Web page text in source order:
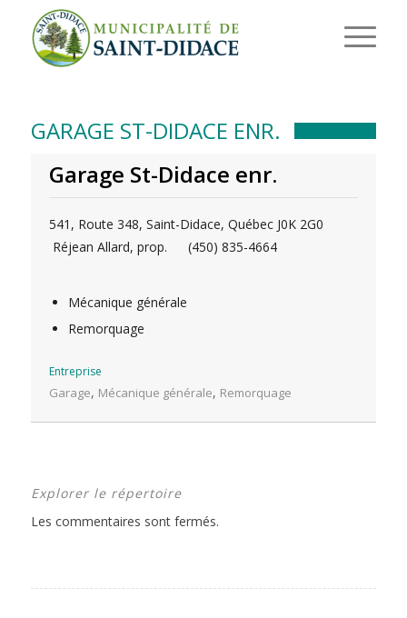
GARAGE ST-DIDACE ENR.
Garage St-Didace enr.
541, Route 348, Saint-Didace, Québec J0K 2G0
Réjean Allard, prop.
(450) 835-4664
Mécanique générale
Remorquage
Entreprise
Garage, Mécanique générale, Remorquage
Explorer le répertoire
Les commentaires sont fermés.